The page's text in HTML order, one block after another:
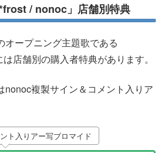
/ nonoc」店舗別特典
オープニング主題歌である
店舗別の購入者特典があります。
nonoc複製サイン＆コメント入りア
ト入りアー写ブロマイド